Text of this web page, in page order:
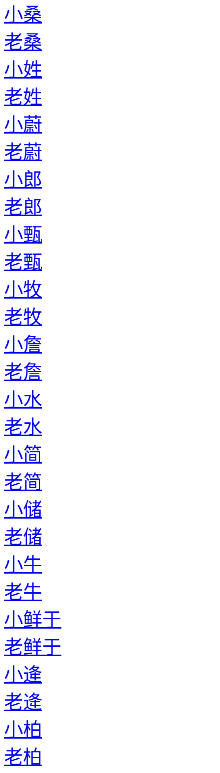
小桑
老桑
小姓
老姓
小蔚
老蔚
小郎
老郎
小甄
老甄
小牧
老牧
小詹
老詹
小水
老水
小简
老简
小储
老储
小牛
老牛
小鲜于
老鲜于
小逄
老逄
小柏
老柏